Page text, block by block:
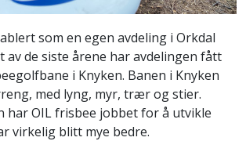
som en egen avdeling i Orkdal
av de siste årene har avdelingen fått
i Knyken. Banen i Knyken
med lyng, myr, trær og stier.
har OIL frisbee jobbet for å utvikle
virkelig blitt mye bedre.